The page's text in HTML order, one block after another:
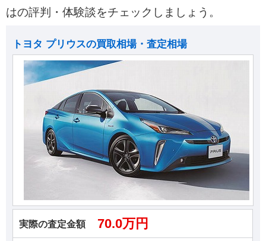
はの評判・体験談をチェックしましょう。
トヨタ プリウスの買取相場・査定相場
実際の査定金額 70.0万円